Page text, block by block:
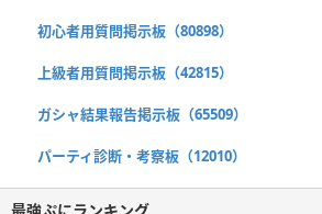
初心者用質問掲示板（80898）
上級者用質問掲示板（42815）
ガシャ結果報告掲示板（65509）
パーティ診断・考察板（12010）
最強ぷにランキング